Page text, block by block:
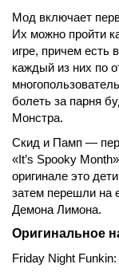
Мод включает
Их можно пройти
игре, причем
каждый из них по
болеть за парня
Монстра.
Скид и Памп —
«It’s Spooky
оригинале это
затем перешли на
Демона Лимона.
Оригинальное
Friday Night